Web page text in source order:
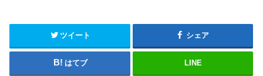
ツイート シェア
はてブ LINE